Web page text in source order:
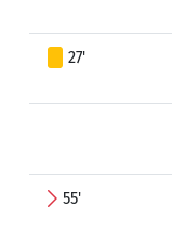
27'
55'